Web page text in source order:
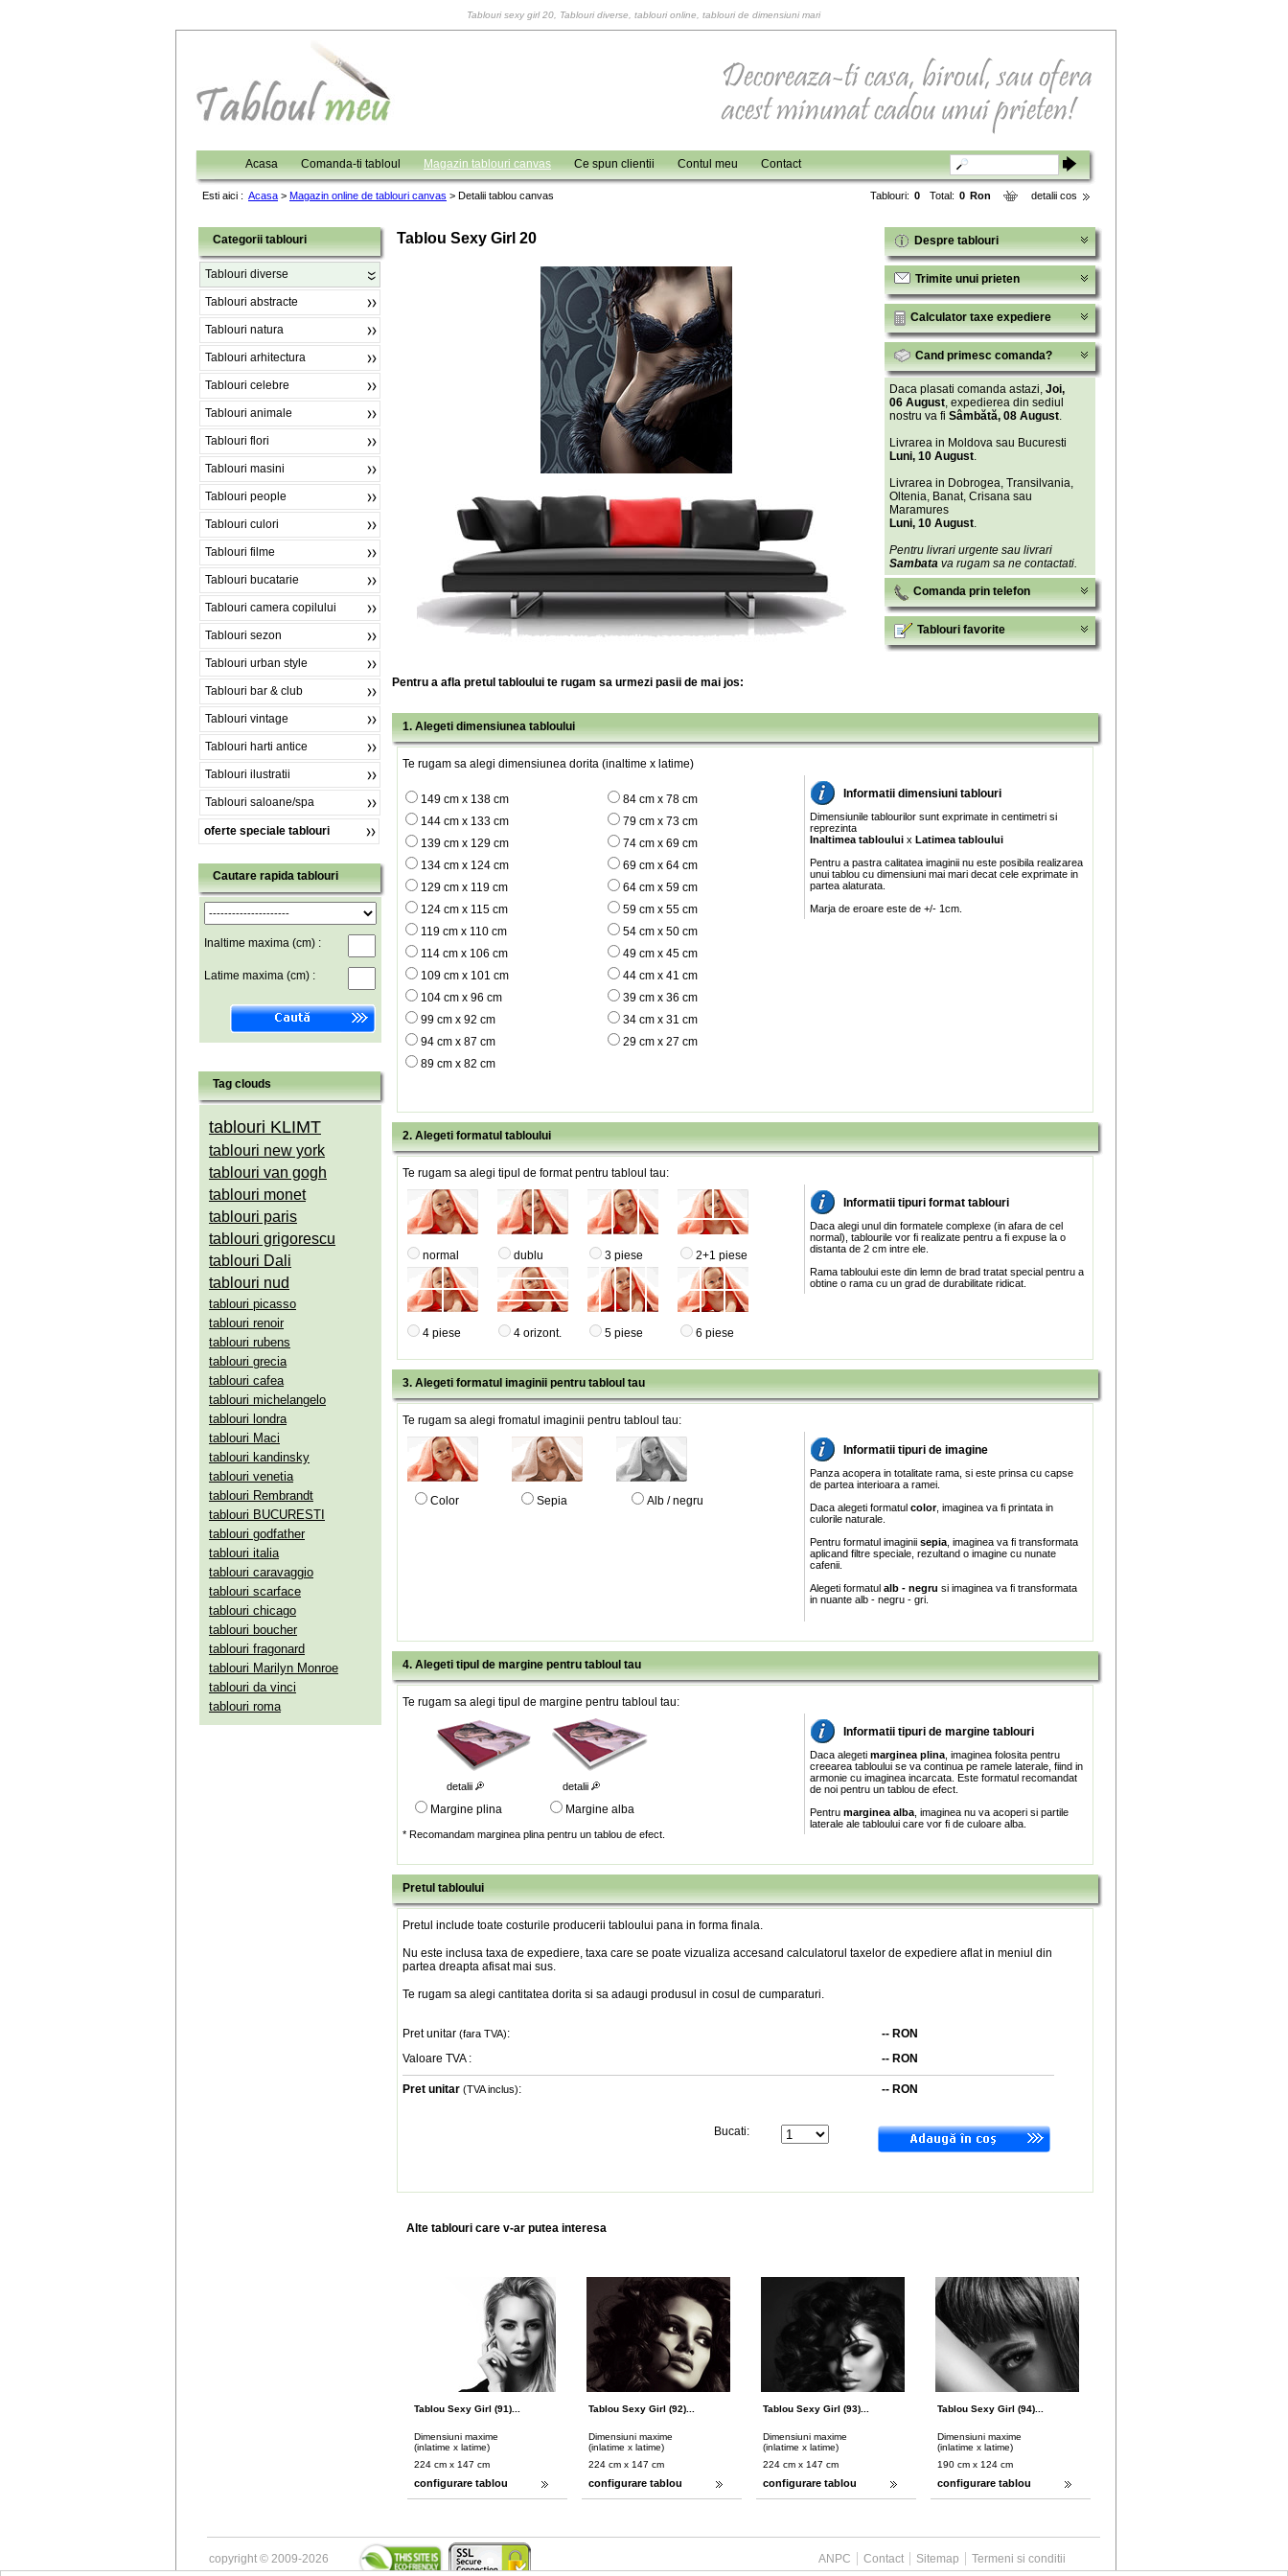
Tablouri sexy girl 20, Tablouri diverse, tablouri online, tablouri de dimensiuni mari
Acasa Comanda-ti tabloul Magazin tablouri canvas Ce spun clientii Contul meu Contact
Esti aici : Acasa > Magazin online de tablouri canvas > Detalii tablou canvas detalii cos
Tablouri: 0 Total: 0 Ron
Categorii tablouri
Tablouri diverse
Tablouri abstracte
Tablouri natura
Tablouri arhitectura
Tablouri celebre
Tablouri animale
Tablouri flori
Tablouri masini
Tablouri people
Tablouri culori
Tablouri filme
Tablouri bucatarie
Tablouri camera copilului
Tablouri sezon
Tablouri urban style
Tablouri bar & club
Tablouri vintage
Tablouri harti antice
Tablouri ilustratii
Tablouri saloane/spa
oferte speciale tablouri
Cautare rapida tablouri
Inaltime maxima (cm) :
Latime maxima (cm) :
Tag clouds
tablouri KLIMT
tablouri new york
tablouri van gogh
tablouri monet
tablouri paris
tablouri grigorescu
tablouri Dali
tablouri nud
tablouri picasso
tablouri renoir
tablouri rubens
tablouri grecia
tablouri cafea
tablouri michelangelo
tablouri londra
tablouri Maci
tablouri kandinsky
tablouri venetia
tablouri Rembrandt
tablouri BUCURESTI
tablouri godfather
tablouri italia
tablouri caravaggio
tablouri scarface
tablouri chicago
tablouri boucher
tablouri fragonard
tablouri Marilyn Monroe
tablouri da vinci
tablouri roma
Tablou Sexy Girl 20 Despre tablouri
Trimite unui prieten
Calculator taxe expediere
Cand primesc comanda?
Daca plasati comanda astazi, Joi,
06 August, expedierea din sediul
nostru va fi Sâmbătă, 08 August.
Livrarea in Moldova sau Bucuresti
Luni, 10 August.
Livrarea in Dobrogea, Transilvania,
Oltenia, Banat, Crisana sau
Maramures
Luni, 10 August.
Pentru livrari urgente sau livrari
Sambata va rugam sa ne contactati.
Comanda prin telefon
Tablouri favorite
Pentru a afla pretul tabloului te rugam sa urmezi pasii de mai jos:
1. Alegeti dimensiunea tabloului
Te rugam sa alegi dimensiunea dorita (inaltime x latime)
149 cm x 138 cm
84 cm x 78 cm
144 cm x 133 cm
79 cm x 73 cm
139 cm x 129 cm
74 cm x 69 cm
134 cm x 124 cm
69 cm x 64 cm
129 cm x 119 cm
64 cm x 59 cm
124 cm x 115 cm
59 cm x 55 cm
119 cm x 110 cm
54 cm x 50 cm
114 cm x 106 cm
49 cm x 45 cm
109 cm x 101 cm
44 cm x 41 cm
104 cm x 96 cm
39 cm x 36 cm
99 cm x 92 cm
34 cm x 31 cm
94 cm x 87 cm
29 cm x 27 cm
89 cm x 82 cm
Informatii dimensiuni tablouri
Dimensiunile tablourilor sunt exprimate in centimetri si
reprezinta
Inaltimea tabloului x Latimea tabloului
Pentru a pastra calitatea imaginii nu este posibila realizarea
unui tablou cu dimensiuni mai mari decat cele exprimate in
partea alaturata.
Marja de eroare este de +/- 1cm.
2. Alegeti formatul tabloului
Te rugam sa alegi tipul de format pentru tabloul tau:
normal dublu 3 piese 2+1 piese
Informatii tipuri format tablouri
Daca alegi unul din formatele complexe (in afara de cel
normal), tablourile vor fi realizate pentru a fi expuse la o
distanta de 2 cm intre ele.
Rama tabloului este din lemn de brad tratat special pentru a
obtine o rama cu un grad de durabilitate ridicat.
4 piese 4 orizont. 5 piese 6 piese
3. Alegeti formatul imaginii pentru tabloul tau
Te rugam sa alegi fromatul imaginii pentru tabloul tau:
Color Sepia Alb / negru
Informatii tipuri de imagine
Panza acopera in totalitate rama, si este prinsa cu capse
de partea interioara a ramei.
Daca alegeti formatul color, imaginea va fi printata in
culorile naturale.
Pentru formatul imaginii sepia , imaginea va fi transformata
aplicand filtre speciale, rezultand o imagine cu nunate
cafenii.
Alegeti formatul alb - negru si imaginea va fi transformata
in nuante alb - negru - gri.
4. Alegeti tipul de margine pentru tabloul tau
Te rugam sa alegi tipul de margine pentru tabloul tau:
detalii detalii
Margine plina Margine alba
* Recomandam marginea plina pentru un tablou de efect.
Informatii tipuri de margine tablouri
Daca alegeti marginea plina , imaginea folosita pentru
creearea tabloului se va continua pe ramele laterale, fiind in
armonie cu imaginea incarcata. Este formatul recomandat
de noi pentru un tablou de efect.
Pentru marginea alba , imaginea nu va acoperi si partile
laterale ale tabloului care vor fi de culoare alba.
Pretul tabloului
Pretul include toate costurile producerii tabloului pana in forma finala.
Nu este inclusa taxa de expediere, taxa care se poate vizualiza accesand calculatorul taxelor de expediere aflat in meniul din
partea dreapta afisat mai sus.
Te rugam sa alegi cantitatea dorita si sa adaugi produsul in cosul de cumparaturi.
Pret unitar (fara TVA): -- RON
Valoare TVA : -- RON
Pret unitar (TVA inclus): -- RON
Bucati:
Alte tablouri care v-ar putea interesa
Tablou Sexy Girl (91)...
Dimensiuni maxime
(inlatime x latime)
224 cm x 147 cm
configurare tablou
Tablou Sexy Girl (92)...
Dimensiuni maxime
(inlatime x latime)
224 cm x 147 cm
configurare tablou
Tablou Sexy Girl (93)...
Dimensiuni maxime
(inlatime x latime)
224 cm x 147 cm
configurare tablou
Tablou Sexy Girl (94)...
Dimensiuni maxime
(inlatime x latime)
190 cm x 124 cm
configurare tablou
copyright © 2009-2026 ANPC Contact Sitemap Termeni si conditii